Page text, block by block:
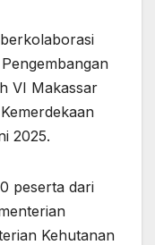
VI Makassar
2025.
peserta dari
Kehutanan